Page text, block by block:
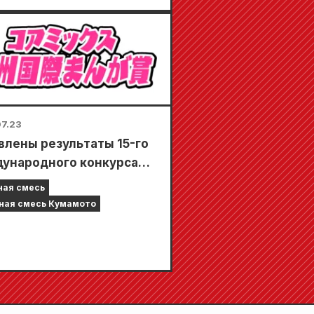
звезды»!!
результаты 15-го
конкурса
Coamix Kyushu!
смесь
смесь Кумамото